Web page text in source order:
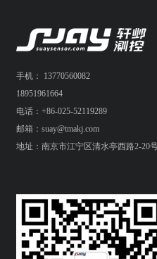
手机： 13770560082
18951961664
电话：+86-025-52119289
邮箱：suay@tmakj.com
地址：南京市江宁区清水亭西路2-20